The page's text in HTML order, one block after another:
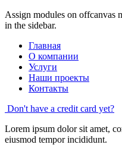
Assign modules on offcanvas
in the sidebar.
Главная
О компании
Услуги
Наши проекты
Контакты
Don't have a credit card yet?
Lorem ipsum dolor sit amet,
eiusmod tempor incididunt.